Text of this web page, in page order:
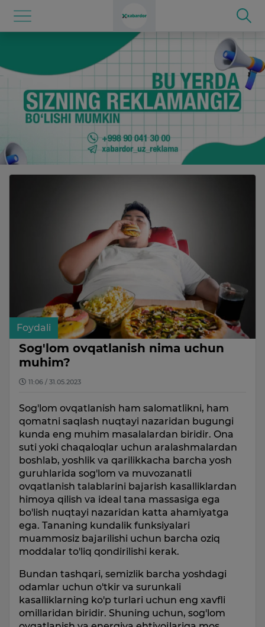
Foydali
Sog'lom ovqatlanish nima uchun
muhim?
11:06 / 31.05.2023
Sog'lom ovqatlanish ham salomatlikni, ham
qomatni saqlash nuqtayi nazaridan bugungi
kunda eng muhim masalalardan biridir. Ona
suti yoki chaqaloqlar uchun aralashmalardan
boshlab, yoshlik va qarilikkacha barcha yosh
guruhlarida sog'lom va muvozanatli
ovqatlanish talablarini bajarish kasalliklardan
himoya qilish va ideal tana massasiga ega
bo'lish nuqtayi nazaridan katta ahamiyatga
ega. Tananing kundalik funksiyalari
muammosiz bajarilishi uchun barcha oziq
moddalar to'liq qondirilishi kerak.
Bundan tashqari, semizlik barcha yoshdagi
odamlar uchun o'tkir va surunkali
kasalliklarning ko'p turlari uchun eng xavfli
omillaridan biridir. Shuning uchun, sog'lom